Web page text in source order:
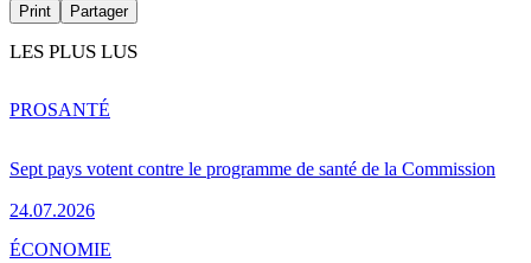
Print Partager
LES PLUS LUS
Sept pays votent contre le programme de santé de la Commission
24.07.2026
PROSANTÉ
ÉCONOMIE